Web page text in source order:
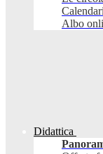
Albo
Didattica